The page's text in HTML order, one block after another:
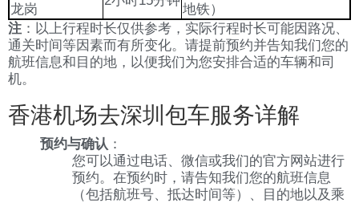
龙岗
地铁）
注 ：以上行程时长仅供参考，实际行程时长可能因路况、
通关时间等因素而有所变化。请提前预约并告知我们您的
航班信息和目的地，以便我们为您安排合适的车辆和司
机。
香港机场去深圳包车服务详解
预约与确认 ：
您可以通过电话、微信或我们的官方网站进行
预约。在预约时，请告知我们您的航班信息
（包括航班号、抵达时间等）、目的地以及乘